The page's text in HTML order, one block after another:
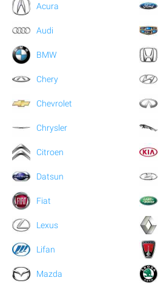
Acura
Audi
BMW
Chery
Chevrolet
Chrysler
Citroen
Datsun
Fiat
Lexus
Lifan
Mazda